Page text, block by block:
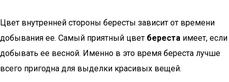
Цвет внутренней стороны бересты зависит от времени
добывания ее. Самый приятный цвет береста имеет, если
добывать ее весной. Именно в это время береста лучше
всего пригодна для выделки красивых вещей.